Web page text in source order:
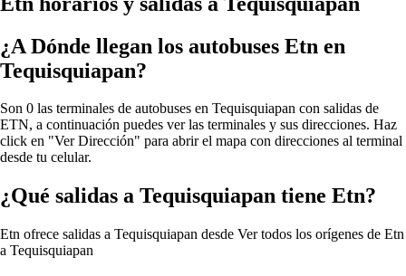
¿A Dónde llegan los autobuses Etn en
Tequisquiapan?
Son 0 las terminales de autobuses en Tequisquiapan con salidas de
ETN, a continuación puedes ver las terminales y sus direcciones. Haz
click en "Ver Dirección" para abrir el mapa con direcciones al terminal
desde tu celular.
¿Qué salidas a Tequisquiapan tiene Etn?
Etn ofrece salidas a Tequisquiapan desde Ver todos los orígenes de Etn
a Tequisquiapan